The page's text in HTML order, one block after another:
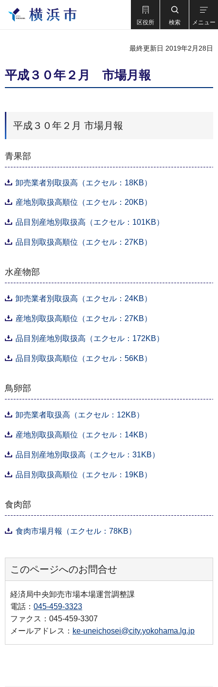
区役所 検索 メニュー
最終更新日 2019年2月28日
平成３０年２月 市場月報
平成３０年２月 市場月報
青果部
卸売業者別取扱高（エクセル：18KB）
産地別取扱高順位（エクセル：20KB）
品目別産地別取扱高（エクセル：101KB）
品目別取扱高順位（エクセル：27KB）
水産物部
卸売業者別取扱高（エクセル：24KB）
産地別取扱高順位（エクセル：27KB）
品目別産地別取扱高（エクセル：172KB）
品目別取扱高順位（エクセル：56KB）
鳥卵部
卸売業者取扱高（エクセル：12KB）
産地別取扱高順位（エクセル：14KB）
品目別産地別取扱高（エクセル：31KB）
品目別取扱高順位（エクセル：19KB）
食肉部
食肉市場月報（エクセル：78KB）
このページへのお問合せ
経済局中央卸売市場本場運営調整課
電話： 045-459-3323
ファクス：045-459-3307
メールアドレス： ke-uneichosei@city.yokohama.lg.jp